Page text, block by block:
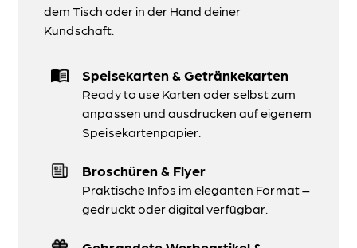
dem Tisch oder in der Hand deiner
Kundschaft.
Speisekarten & Getränkekarten
Ready to use Karten oder selbst zum
anpassen und ausdrucken auf eigenem
Speisekartenpapier.
Broschüren & Flyer
Praktische Infos im eleganten Format –
gedruckt oder digital verfügbar.